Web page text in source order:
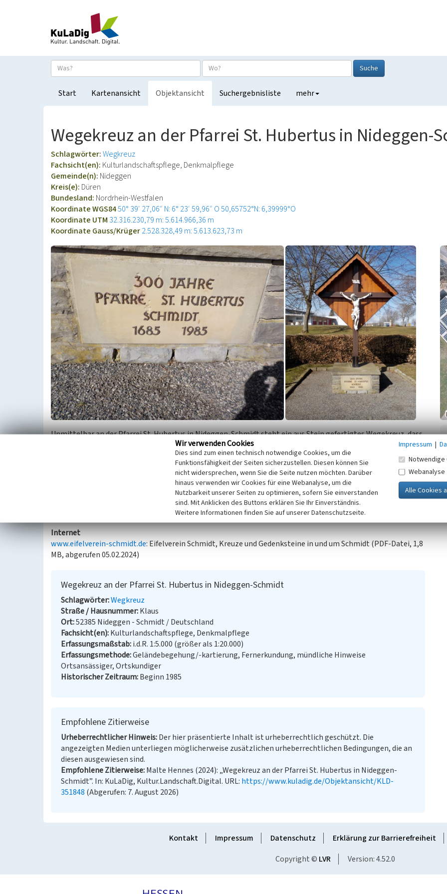
Suche
Start Kartenansicht Objektansicht Suchergebnisliste mehr
Wegekreuz an der Pfarrei St. Hubertus in Nideggen-
Schlagwörter:Wegkreuz
Fachsicht(en): Kulturlandschaftspflege, Denkmalpflege
Gemeinde(n): Nideggen
Kreis(e): Düren
Bundesland: Nordrhein-Westfalen
Koordinate WGS8450° 39′ 27,06″ N: 6° 23′ 59,96″ O50,65752°N: 6,39999°O
Koordinate UTM 32.316.230,79 m: 5.614.966,36 m
Koordinate Gauss/Krüger2.528.328,49 m: 5.613.623,73 m
Unmittelbar an der Pfarrei St. Hubertus in Nideggen-Schmidt steht ein aus Stein gefertigtes Wegekreuz, dass
1985 zu deren 300-jährigem Bestehen errichtet wurde.
Eine ortskundige Person schreibt über das Kreuz (nach eifelverein-schmidt.de):„Ursprünglich auch Ersatz für
das weggefallene 'Missionskreuz', welches nach dem 2. Weltkrieg oberhalb des Wasserhäuschens auf einem
Bunker durch die 'Steyler Mission' errichtet wurde und mit der Beseitigung der Bunker weggefallen ist.“
(Malte Hennes, LVR-Abteilung Kulturlandschaftspflege, 2024 / mit freundlichem Hinweis von Herrn Wolfgang
Internet
www.eifelverein-schmidt.de: Eifelverein Schmidt, Kreuze und Gedenksteine in und um Schmidt (PDF-Datei, 1,8
MB, abgerufen 05.02.2024)
Wegekreuz an der Pfarrei St. Hubertus in Nideggen-Schmidt
Schlagwörter Wegkreuz
Straße / Hausnummer Klaus
Ort 52385 Nideggen - Schmidt / Deutschland
Fachsicht(en) Kulturlandschaftspflege, Denkmalpflege
Erfassungsmaßstab i.d.R. 1:5.000 (größer als 1:20.000)
Erfassungsmethode Geländebegehung/-kartierung, Fernerkundung, mündliche Hinweise
Ortsansässiger, Ortskundiger
Historischer Zeitraum Beginn 1985
Empfohlene Zitierweise
Urheberrechtlicher Hinweis Der hier präsentierte Inhalt ist urheberrechtlich geschützt. Die
angezeigten Medien unterliegen möglicherweise zusätzlichen urheberrechtlichen Bedingungen, die an
diesen ausgewiesen sind.
Empfohlene Zitierweise Malte Hennes (2024): „Wegekreuz an der Pfarrei St. Hubertus in Nideggen-
Schmidt”. In: KuLaDig, Kultur.Landschaft.Digital. URL: https://www.kuladig.de/Objektansicht/KLD-
351848 (Abgerufen: 7. August 2026)
Kontakt Impressum Datenschutz Erklärung zur Barrierefreiheit
Copyright © LVR Version: 4.52.0
Wir verwenden Cookies
Dies sind zum einen technisch notwendige Cookies, um die
Funktionsfähigkeit der Seiten sicherzustellen. Diesen können Sie
nicht widersprechen, wenn Sie die Seite nutzen möchten. Darüber
hinaus verwenden wir Cookies für eine Webanalyse, um die
Nutzbarkeit unserer Seiten zu optimieren, sofern Sie einverstanden
sind. Mit Anklicken des Buttons erklären Sie Ihr Einverständnis.
Weitere Informationen finden Sie auf unserer Datenschutzseite.
Impressum |
Notwendige
Webanalyse